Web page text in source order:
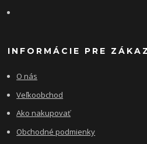
INFORMÁCIE PRE
O nás
Veľkoobchod
Ako nakupovať
Obchodné podmienky